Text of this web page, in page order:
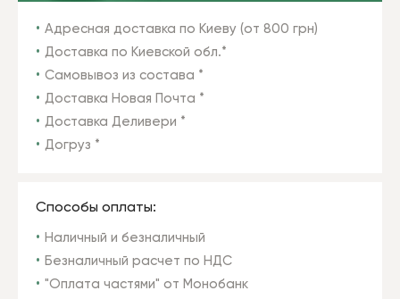
Адресная доставка по Киеву (от 800 грн)
Доставка по Киевской обл.*
Самовывоз из состава *
Доставка Новая Почта *
Доставка Деливери *
Догруз *
Способы оплаты:
Наличный и безналичный
Безналичный расчет по НДС
"Оплата частями" от Монобанк